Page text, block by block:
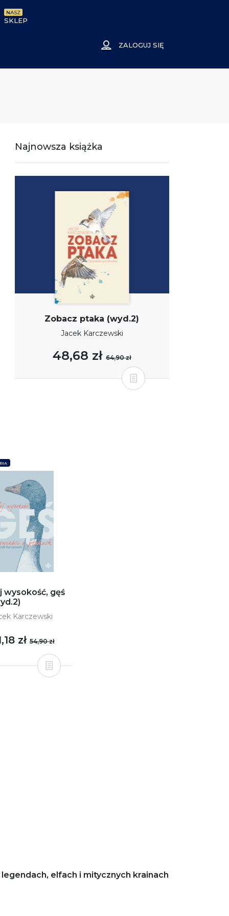
SKLEP
NASZ
ZALOGUJ SIĘ
Najnowsza książka
Zobacz ptaka (wyd.2)
Jacek Karczewski
48,68 zł64,90 zł
wysokość, gęś
Karczewski
zł 54,90 zł
elfach i mitycznych krainach